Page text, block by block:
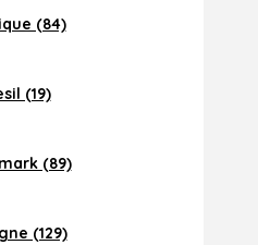
(84)
(19)
(89)
(129)